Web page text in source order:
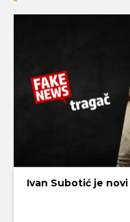
Ivan Subotić je